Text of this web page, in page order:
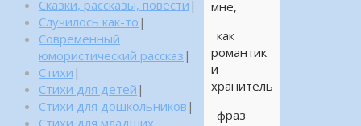
мне,
как
романтик
и
хранитель
фраз
Сказки, рассказы, повести |
Случилось как-то |
Современный
юмористический рассказ |
Стихи |
Стихи для детей |
Стихи для дошкольников |
Стихи для младших